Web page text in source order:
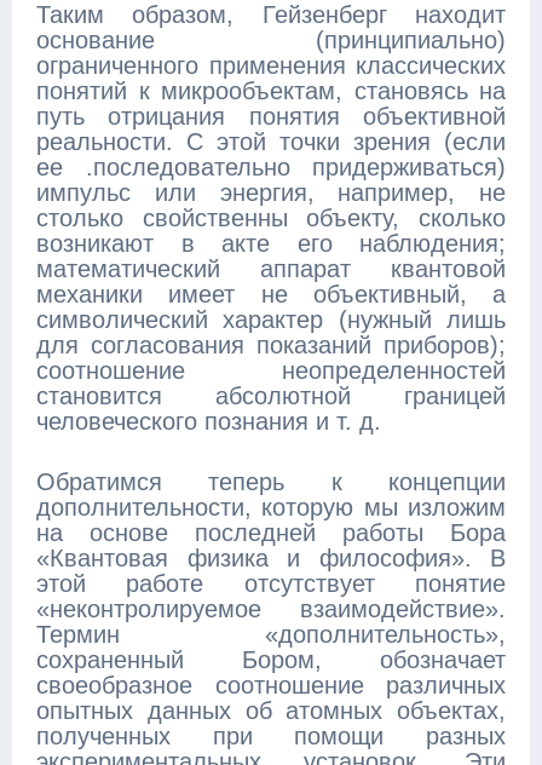
Таким образом, Гейзенберг находит
основание (принципиально)
ограниченного применения классических
понятий к микрообъектам, становясь на
путь отрицания понятия объективной
реальности. С этой точки зрения (если
ее .последовательно придерживаться)
импульс или энергия, например, не
столько свойственны объекту, сколько
возникают в акте его наблюдения;
математический аппарат квантовой
механики имеет не объективный, а
символический характер (нужный лишь
для согласования показаний приборов);
соотношение неопределенностей
становится абсолютной границей
человеческого познания и т. д.
Обратимся теперь к концепции
дополнительности, которую мы изложим
на основе последней работы Бора
«Квантовая физика и философия». В
этой работе отсутствует понятие
«неконтролируемое взаимодействие».
Термин «дополнительность»,
сохраненный Бором, обозначает
своеобразное соотношение различных
опытных данных об атомных объектах,
полученных при помощи разных